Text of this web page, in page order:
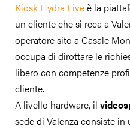
Kiosk Hydra Liveè la
un cliente che si reca a
operatore sito a Casale
occupa di dirottare le
libero con competenze
cliente.
A livello hardware, il
sede di Valenza consiste